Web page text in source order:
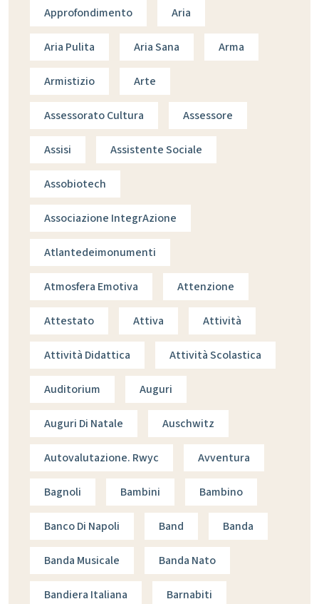
Approfondimento Aria
Aria Pulita Aria Sana Arma
Armistizio Arte
Assessorato Cultura Assessore
Assisi Assistente Sociale
Assobiotech
Associazione IntegrAzione
Atlantedeimonumenti
Atmosfera Emotiva Attenzione
Attestato Attiva Attività
Attività Didattica Attività Scolastica
Auditorium Auguri
Auguri Di Natale Auschwitz
Autovalutazione. Rwyc Avventura
Bagnoli Bambini Bambino
Banco Di Napoli Band Banda
Banda Musicale Banda Nato
Bandiera Italiana Barnabiti